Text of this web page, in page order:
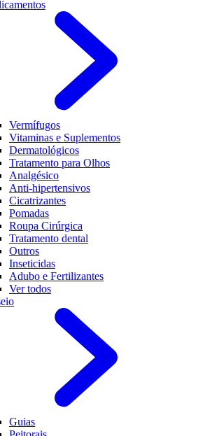
Vermífugos
Vitaminas e Suplementos
Dermatológicos
Tratamento para Olhos
Analgésico
Anti-hipertensivos
Cicatrizantes
Pomadas
Roupa Cirúrgica
Tratamento dental
Outros
Inseticidas
Adubo e Fertilizantes
Ver todos
Guias